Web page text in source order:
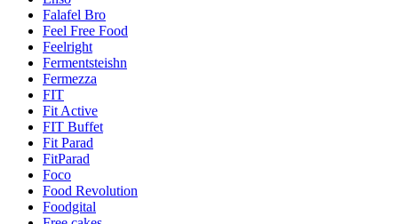
Falafel Bro
Feel Free Food
Feelright
Fermentsteishn
Fermezza
FIT
Fit Active
FIT Buffet
Fit Parad
FitParad
Foco
Food Revolution
Foodgital